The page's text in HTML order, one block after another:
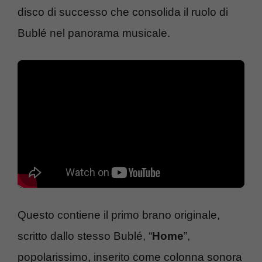
disco di successo che consolida il ruolo di
Bublé nel panorama musicale.
Questo contiene il primo brano originale,
scritto dallo stesso Bublé, “Home”,
popolarissimo, inserito come colonna sonora